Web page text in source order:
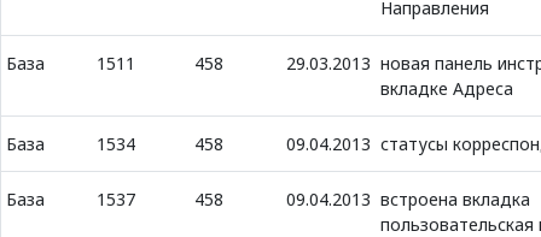
Направления
База 1511 458 29.03.2013 новая панель
вкладке Адреса
База 1534 458 09.04.2013 статусы
База 1537 458 09.04.2013 встроена вкладка
пользовательская